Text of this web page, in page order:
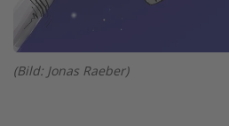
(Bild: Jonas Raeber)